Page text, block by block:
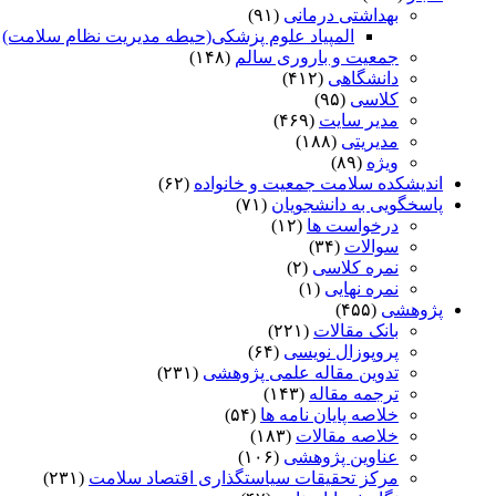
بهداشتی درمانی (۹۱)
المپیاد علوم پزشکی(حیطه مدیریت نظام سلامت)
جمعیت و باروری سالم (۱۴۸)
دانشگاهی (۴۱۲)
کلاسی (۹۵)
مدیر سایت (۴۶۹)
مدیریتی (۱۸۸)
ویژه (۸۹)
اندیشکده سلامت جمعیت و خانواده (۶۲)
پاسخگویی به دانشجویان (۷۱)
درخواست ها (۱۲)
سوالات (۳۴)
نمره کلاسی (۲)
نمره نهایی (۱)
پژوهشی (۴۵۵)
بانک مقالات (۲۲۱)
پروپوزال نویسی (۶۴)
تدوین مقاله علمی پژوهشی (۲۳۱)
ترجمه مقاله (۱۴۳)
خلاصه پایان نامه ها (۵۴)
خلاصه مقالات (۱۸۳)
عناوین پژوهشی (۱۰۶)
مرکز تحقیقات سیاستگذاری اقتصاد سلامت (۲۳۱)